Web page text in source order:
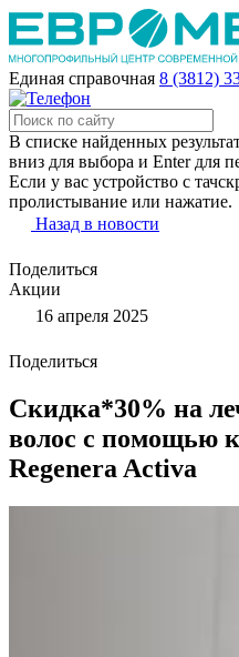
Единая справочная 8 (3812)
В списке найденных
вниз для выбора и Enter для
Если у вас устройство с
пролистывание или нажатие.
Назад в новости
Поделиться
Акции
16 апреля 2025
Поделиться
Скидка*30% на
волос с помощью
Regenera Activa